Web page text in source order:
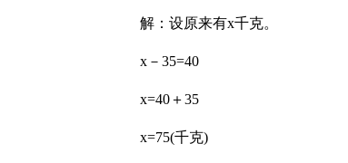
解：设原来有x千克。
x－35=40
x=40＋35
x=75(千克)